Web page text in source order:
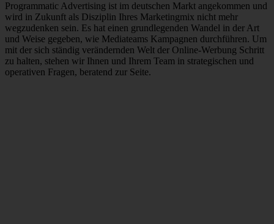
Programmatic Advertising ist im deutschen Markt angekommen und
wird in Zukunft als Disziplin Ihres Marketingmix nicht mehr
wegzudenken sein. Es hat einen grundlegenden Wandel in der Art
und Weise gegeben, wie Mediateams Kampagnen durchführen. Um
mit der sich ständig verändernden Welt der Online-Werbung Schritt
zu halten, stehen wir Ihnen und Ihrem Team in strategischen und
operativen Fragen, beratend zur Seite.